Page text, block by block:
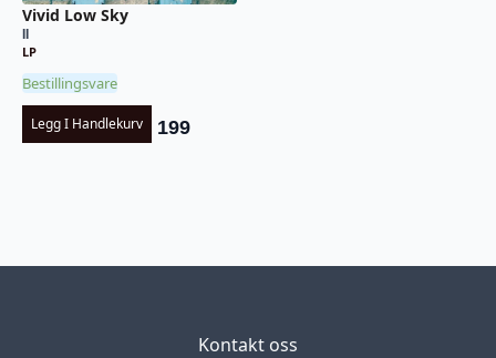
Vivid Low Sky
LP
Bestillingsvare
Legg I Handlekurv 199
Kontakt oss